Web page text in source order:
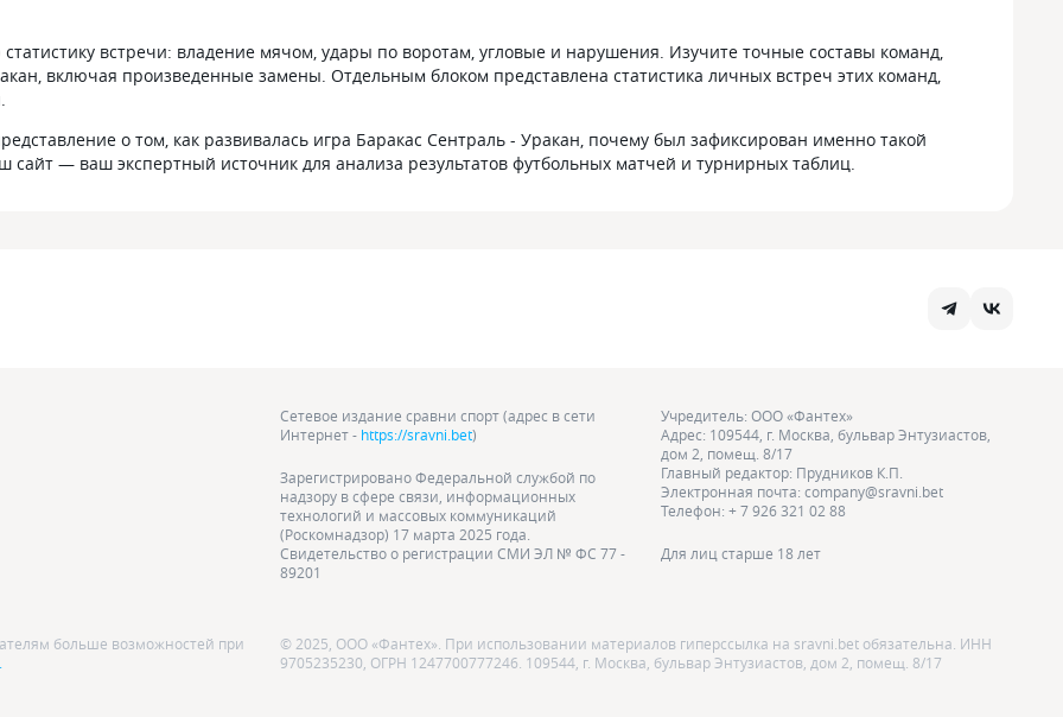
встречи: владение мячом, удары по воротам, угловые и нарушения. Изучите точные составы команд,
включая произведенные замены. Отдельным блоком представлена статистика личных встреч этих команд,
о том, как развивалась игра Баракас Сентраль - Уракан, почему был зафиксирован именно такой
сайт — ваш экспертный источник для анализа результатов футбольных матчей и турнирных таблиц.
Сетевое издание сравни спорт (адрес в сети
Интернет - https://sravni.bet)
Зарегистрировано Федеральной службой по
надзору в сфере связи, информационных
технологий и массовых коммуникаций
(Роскомнадзор) 17 марта 2025 года.
Свидетельство о регистрации СМИ ЭЛ № ФС 77 -
89201
Учредитель: ООО «Фантех»
Адрес: 109544, г. Москва, бульвар Энтузиастов,
дом 2, помещ. 8/17
Главный редактор: Прудников К.П.
Электронная почта: company@sravni.bet
Телефон: + 7 926 321 02 88
Для лиц старше 18 лет
больше возможностей при
© 2025, ООО «Фантех». При использовании материалов гиперссылка на sravni.bet обязательна. ИНН
9705235230, ОГРН 1247700777246. 109544, г. Москва, бульвар Энтузиастов, дом 2, помещ. 8/17